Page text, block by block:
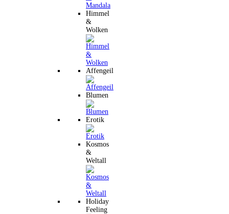
Himmel
&
Wolken
Affengeil
Blumen
Erotik
Kosmos
&
Weltall
Holiday
Feeling